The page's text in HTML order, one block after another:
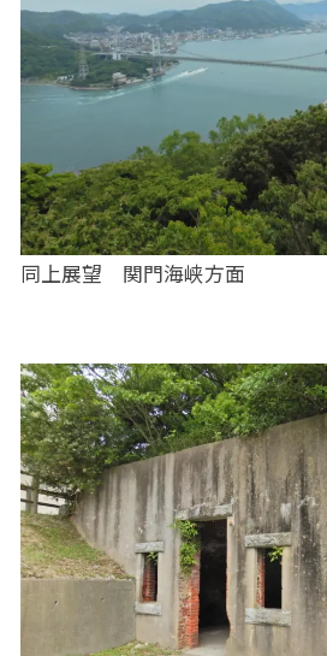
同上展望 関門海峡方面